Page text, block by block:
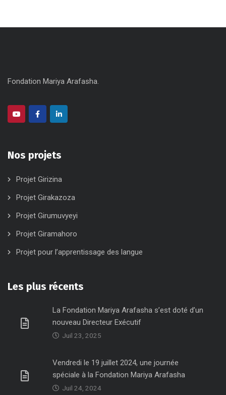
Fondation Mariya Arafasha.
Nos projets
Projet Girizina
Projet Girakazoza
Projet Girumuvyeyi
Projet Giramahoro
Projet pour l’apprentissage des langue
Les plus récents
La Fondation Mariya Arafasha s’est doté d’un
nouveau Directeur Exécutif
Juil 23, 2025
Vendredi le 19 juillet 2024, une journée
spéciale à la Fondation Mariya Arafasha
Juil 24, 2024